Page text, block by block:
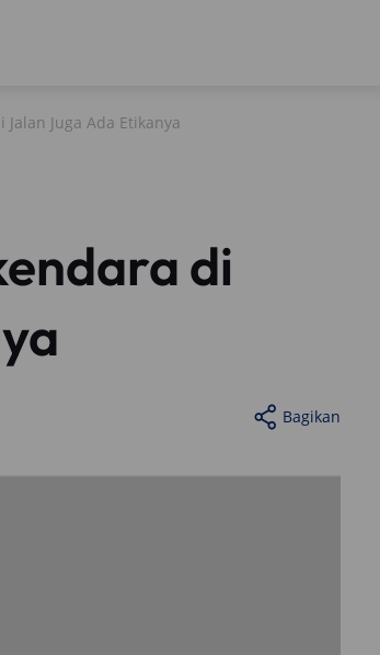
Juga Ada Etikanya
di
Bagikan